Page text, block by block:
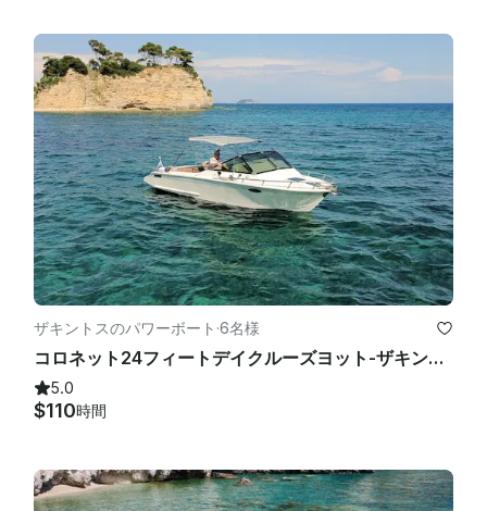
ザキントスのパワーボート ·6名様
コロネット24フィートデイクルーズヨット-ザキントス島での船長付きチャーター
5.0
$110時間